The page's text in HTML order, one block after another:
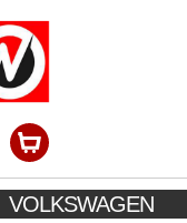
VOLKSWAGEN